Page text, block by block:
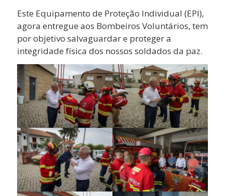
Este Equipamento de Proteção Individual (EPI),
agora entregue aos Bombeiros Voluntários, tem
por objetivo salvaguardar e proteger a
integridade física dos nossos soldados da paz.